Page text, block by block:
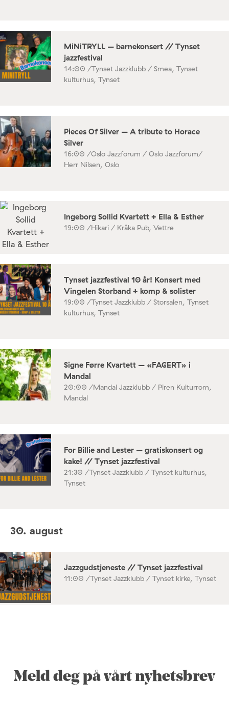
MiNiTRYLL – barnekonsert // Tynset
jazzfestival
14:00 /Tynset Jazzklubb / Smea, Tynset
kulturhus, Tynset
Pieces Of Silver – A tribute to Horace
Silver
16:00 /Oslo Jazzforum / Oslo Jazzforum/
Herr Nilsen, Oslo
Ingeborg Sollid Kvartett + Ella & Esther
19:00 /Hikari / Kråka Pub, Vettre
Tynset jazzfestival 10 år! Konsert med
Vingelen Storband + komp & solister
19:00 /Tynset Jazzklubb / Storsalen, Tynset
kulturhus, Tynset
Signe Førre Kvartett – «FAGERT» i
Mandal
20:00 /Mandal Jazzklubb / Piren Kulturrom,
Mandal
For Billie and Lester – gratiskonsert og
kake! // Tynset jazzfestival
21:30 /Tynset Jazzklubb / Tynset kulturhus,
Tynset
30. august
Jazzgudstjeneste // Tynset jazzfestival
11:00 /Tynset Jazzklubb / Tynset kirke, Tynset
Meld deg på vårt nyhetsbrev